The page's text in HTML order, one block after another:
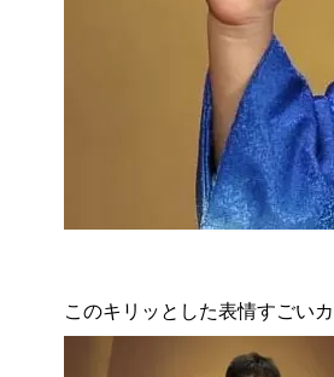
このキリッとした表情すごい